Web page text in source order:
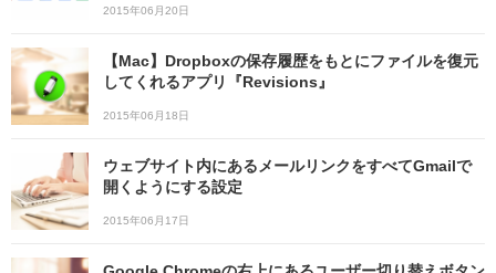
2015年06月20日
【Mac】Dropboxの保存履歴をもとにファイルを復元
してくれるアプリ『Revisions』
2015年06月18日
ウェブサイト内にあるメールリンクをすべてGmailで
開くようにする設定
2015年06月17日